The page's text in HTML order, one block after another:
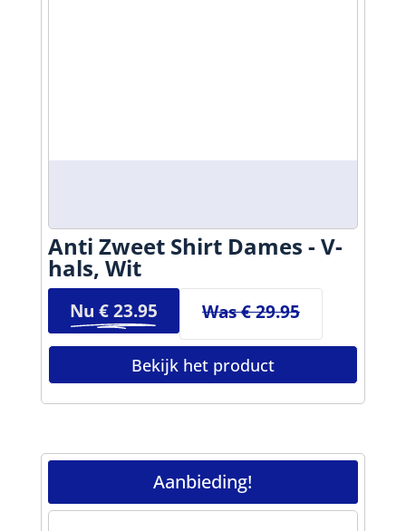
Anti Zweet Shirt Dames - V-
hals, Wit
Nu €23.95 Was € 29.95
Bekijk het product
Aanbieding!